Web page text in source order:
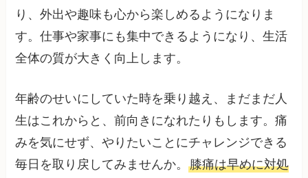
り、外出や趣味も心から楽しめるようになりま
す。仕事や家事にも集中できるようになり、生活
全体の質が大きく向上します。
年齢のせいにしていた時を乗り越え、まだまだ人
生はこれからと、前向きになれたりもします。痛
みを気にせず、やりたいことにチャレンジできる
毎日を取り戻してみませんか。膝痛は早めに対処